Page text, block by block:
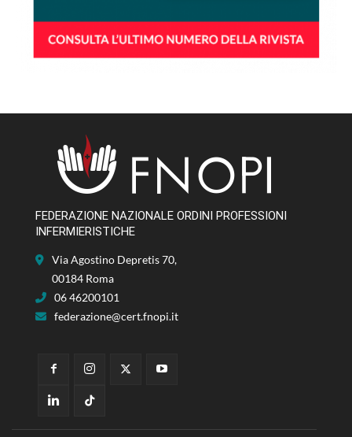
FEDERAZIONE NAZIONALE ORDINI PROFESSIONI
INFERMIERISTICHE
Via Agostino Depretis 70,
00184 Roma
06 46200101
federazione@cert.fnopi.it